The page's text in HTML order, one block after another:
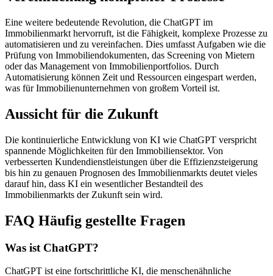
Eine weitere bedeutende Revolution, die ChatGPT im
Immobilienmarkt hervorruft, ist die Fähigkeit, komplexe Prozesse zu
automatisieren und zu vereinfachen. Dies umfasst Aufgaben wie die
Prüfung von Immobiliendokumenten, das Screening von Mietern
oder das Management von Immobilienportfolios. Durch
Automatisierung können Zeit und Ressourcen eingespart werden,
was für Immobilienunternehmen von großem Vorteil ist.
Aussicht für die Zukunft
Die kontinuierliche Entwicklung von KI wie ChatGPT verspricht
spannende Möglichkeiten für den Immobiliensektor. Von
verbesserten Kundendienstleistungen über die Effizienzsteigerung
bis hin zu genauen Prognosen des Immobilienmarkts deutet vieles
darauf hin, dass KI ein wesentlicher Bestandteil des
Immobilienmarkts der Zukunft sein wird.
FAQ Häufig gestellte Fragen
Was ist ChatGPT?
ChatGPT ist eine fortschrittliche KI, die menschenähnliche